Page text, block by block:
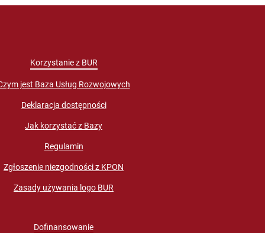
Korzystanie z BUR
jest Baza Usług Rozwojowych
Deklaracja dostępności
Jak korzystać z Bazy
Regulamin
Zgłoszenie niezgodności z KPON
Zasady używania logo BUR
Dofinansowanie